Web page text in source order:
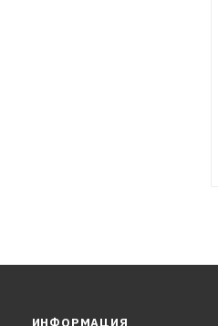
ИНФОРМАЦИЯ